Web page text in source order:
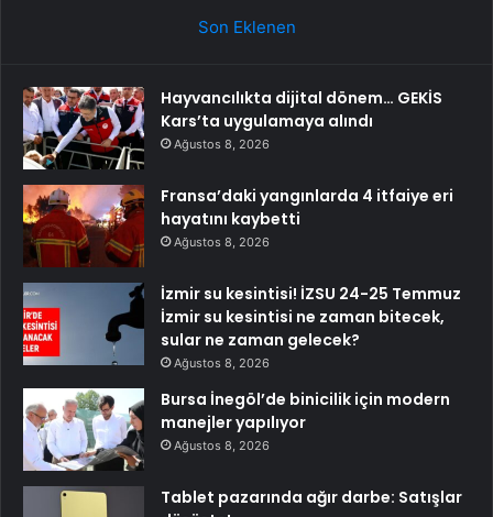
Son Eklenen
Hayvancılıkta dijital dönem… GEKİS
Kars’ta uygulamaya alındı
Ağustos 8, 2026
Fransa’daki yangınlarda 4 itfaiye eri
hayatını kaybetti
Ağustos 8, 2026
İzmir su kesintisi! İZSU 24-25 Temmuz
İzmir su kesintisi ne zaman bitecek,
sular ne zaman gelecek?
Ağustos 8, 2026
Bursa İnegöl’de binicilik için modern
manejler yapılıyor
Ağustos 8, 2026
Tablet pazarında ağır darbe: Satışlar